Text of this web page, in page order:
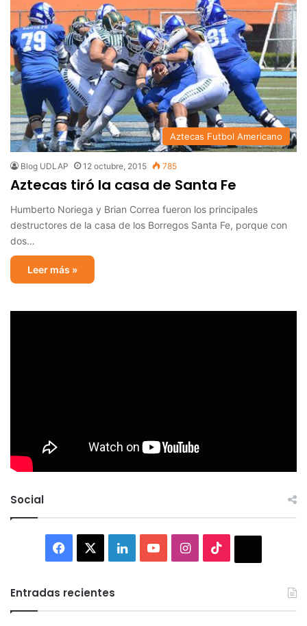
Aztecas Futbol Americano
Blog UDLAP 12 octubre, 2015 785
Aztecas tiró la casa de Santa Fe
Humberto Noriega y Brian Correa fueron los principales
destructores de la casa de los Borregos Santa Fe, porque con
dos…
Leer más »
Social
Facebook LinkedInYouTubeInstagram
Entradas recientes